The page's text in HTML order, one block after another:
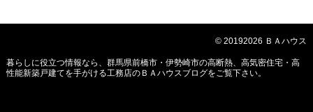
© 20192026 ＢＡハウス
暮らしに役立つ情報なら、 群馬県前橋市・伊勢崎市の高断熱、高気密住宅・高
性能新築戸建てを手がける工務店のＢＡハウスブログをご覧下さい。